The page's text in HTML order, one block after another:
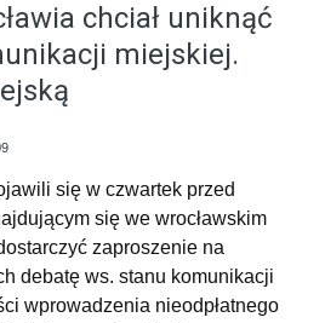
chciał uniknąć
miejskiej.
się w czwartek przed
się we wrocławskim
zaproszenie na
debatę ws. stanu komunikacji
wprowadzenia nieodpłatnego